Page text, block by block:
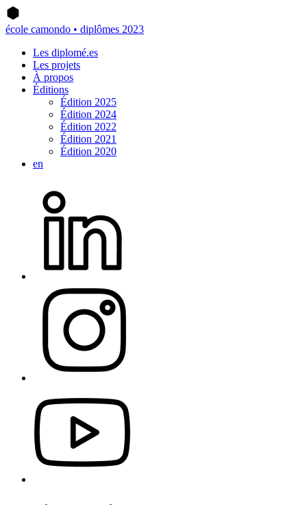
école camondo • diplômes 2023
Les diplomé.es
Les projets
À propos
Éditions
Édition 2025
Édition 2024
Édition 2022
Édition 2021
Édition 2020
en